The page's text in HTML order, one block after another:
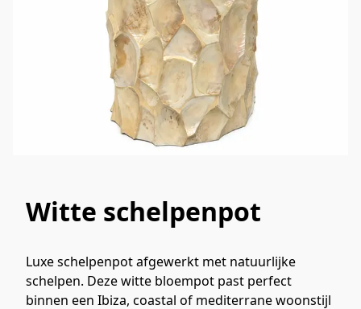
Witte schelpenpot
Luxe schelpenpot afgewerkt met natuurlijke
schelpen. Deze witte bloempot past perfect
binnen een Ibiza, coastal of mediterrane woonstijl